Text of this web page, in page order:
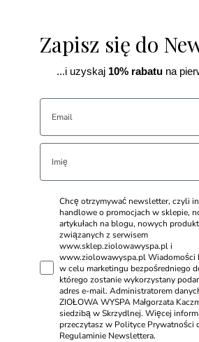
Zapisz się do
...i uzyskaj10% rabatuna
Chcę otrzymywać newsletter, czyli
handlowe o promocjach w sklepie,
artykułach na blogu, nowych
związanych z serwisem
www.sklep.ziolowawyspa.pl i
www.ziolowawyspa.pl Wiadomości
w celu marketingu bezpośredniego
którego zostanie wykorzystany
adres e-mail. Administratorem
ZIOŁOWA WYSPA Małgorzata
siedzibą w Skrzydlnej. Więcej
przeczytasz w Polityce Prywatności
Regulaminie Newslettera.